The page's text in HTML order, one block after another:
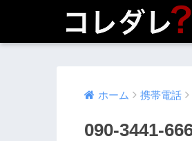
ホーム 携帯電話
090-3441-